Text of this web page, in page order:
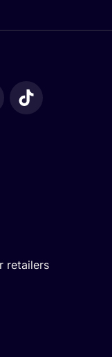
retailers